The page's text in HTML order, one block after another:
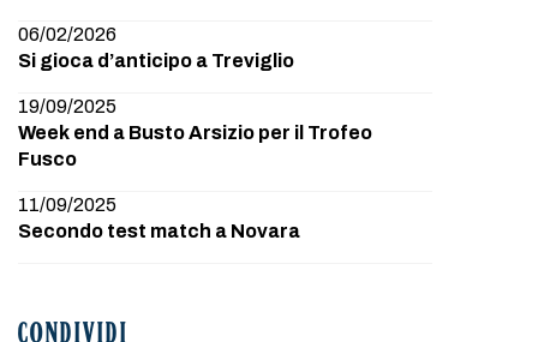
06/02/2026
Si gioca d’anticipo a Treviglio
19/09/2025
Week end a Busto Arsizio per il Trofeo
Fusco
11/09/2025
Secondo test match a Novara
CONDIVIDI